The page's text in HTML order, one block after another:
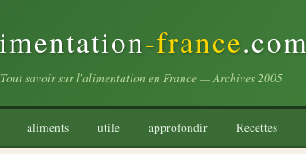
-france.com
Tout savoir sur l'alimentation en France — Archives 2005
aliments utile approfondir Recettes